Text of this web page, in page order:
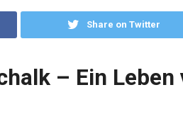
Share on Twitter
– Ein Leben